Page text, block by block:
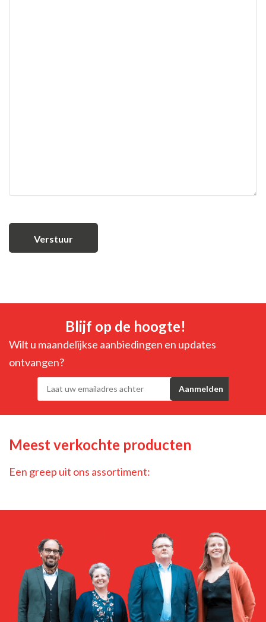
Blijf op de hoogte!
Wilt u maandelijkse aanbiedingen en updates
ontvangen?
Meest verkochte producten
Een greep uit ons assortiment: